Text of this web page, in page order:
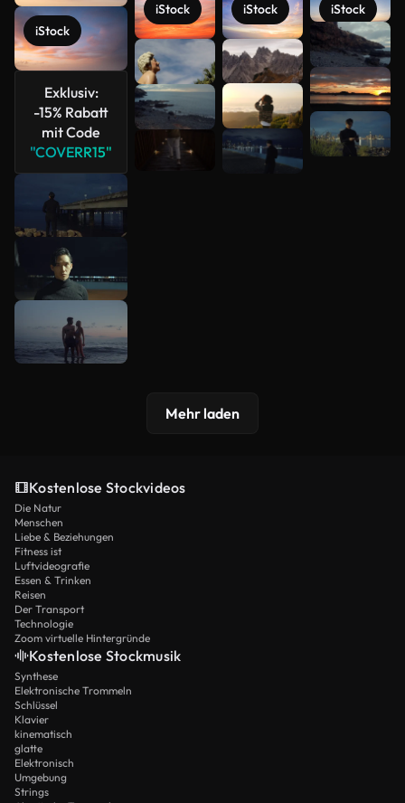
iStock
Exklusiv:
-15% Rabatt
mit Code
"COVERR15"
iStock iStock iStock
Mehr
anzeigen
Mehr laden
Kostenlose Stockvideos
Die Natur
Menschen
Liebe & Beziehungen
Fitness ist
Luftvideografie
Essen & Trinken
Reisen
Der Transport
Technologie
Zoom virtuelle Hintergründe
Kostenlose Stockmusik
Synthese
Elektronische Trommeln
Schlüssel
Klavier
kinematisch
glatte
Elektronisch
Umgebung
Strings